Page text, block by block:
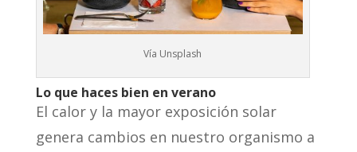
Vía Unsplash
Lo que haces bien en verano
El calor y la mayor exposición solar
genera cambios en nuestro organismo a